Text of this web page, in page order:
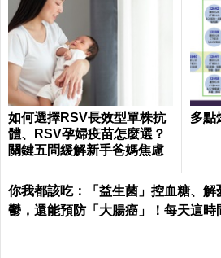
如何選擇RSV長效型單株抗
體、RSV孕婦疫苗怎麼選？
關鍵五問緩解新手爸媽焦慮
多點
你我都該吃：「益生菌」控血糖、解
鬱，還能預防「大腸癌」！每天這時